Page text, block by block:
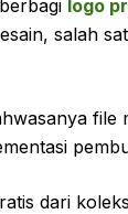
logo
salah
dari